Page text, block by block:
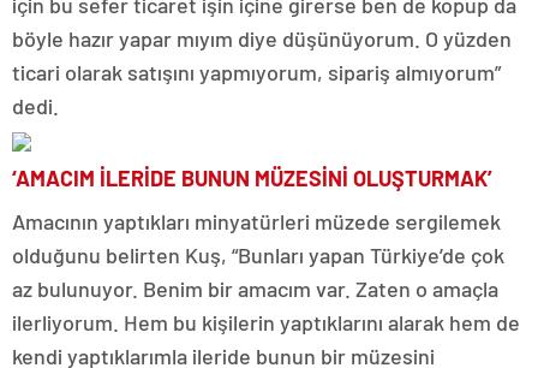
böyle hazır yapar mıyım diye düşünüyorum. O yüzden
ticari olarak satışını yapmıyorum, sipariş almıyorum”
dedi.
‘AMACIM İLERİDE BUNUN MÜZESİNİ OLUŞTURMAK’
Amacının yaptıkları minyatürleri müzede sergilemek
olduğunu belirten Kuş, “Bunları yapan Türkiye’de çok
az bulunuyor. Benim bir amacım var. Zaten o amaçla
ilerliyorum. Hem bu kişilerin yaptıklarını alarak hem de
kendi yaptıklarımla ileride bunun bir müzesini